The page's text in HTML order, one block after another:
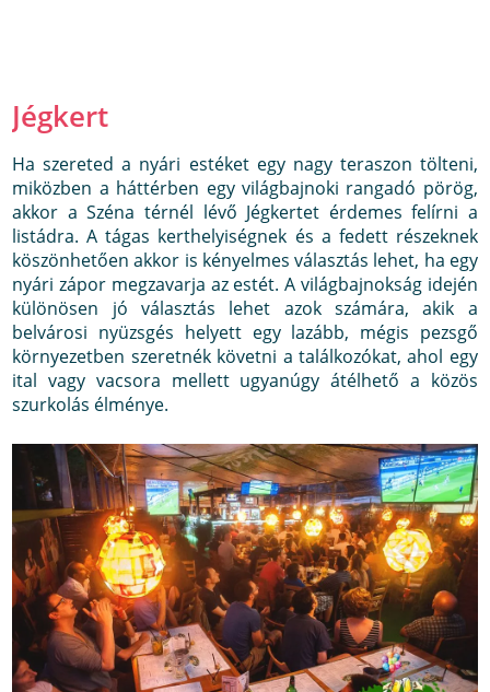
Jégkert
Ha szereted a nyári estéket egy nagy teraszon tölteni,
miközben a háttérben egy világbajnoki rangadó pörög,
akkor a Széna térnél lévő Jégkertet érdemes felírni a
listádra. A tágas kerthelyiségnek és a fedett részeknek
köszönhetően akkor is kényelmes választás lehet, ha egy
nyári zápor megzavarja az estét. A világbajnokság idején
különösen jó választás lehet azok számára, akik a
belvárosi nyüzsgés helyett egy lazább, mégis pezsgő
környezetben szeretnék követni a találkozókat, ahol egy
ital vagy vacsora mellett ugyanúgy átélhető a közös
szurkolás élménye.